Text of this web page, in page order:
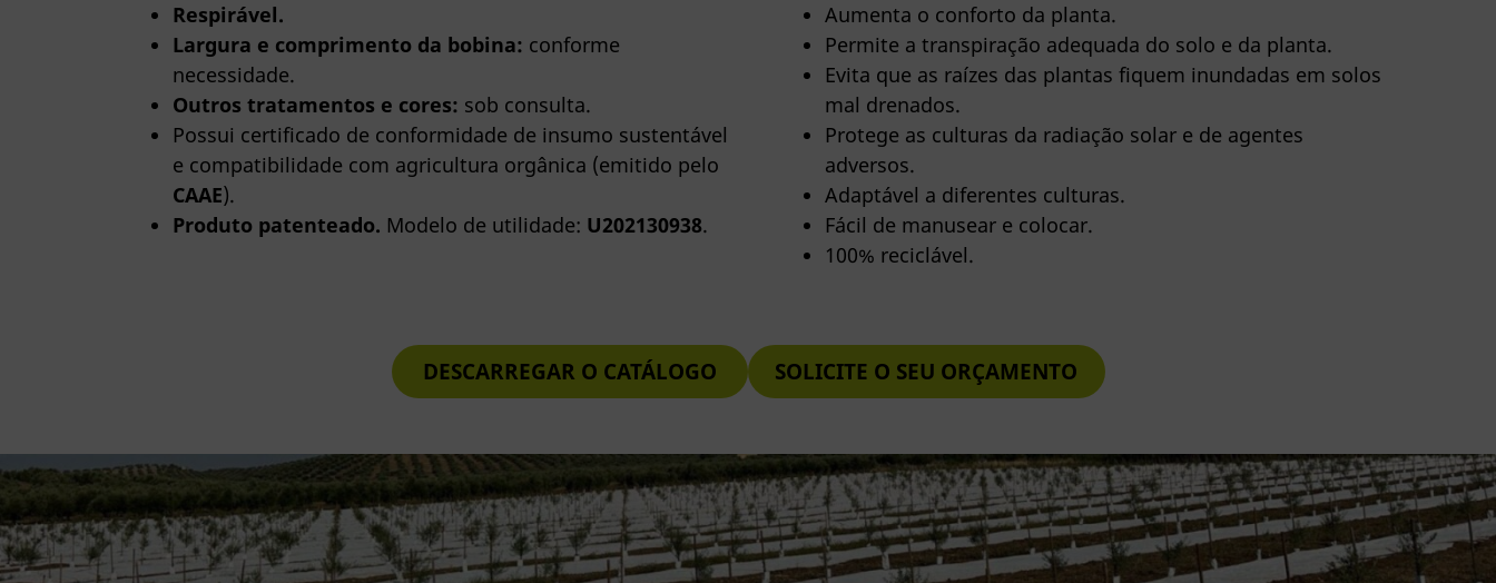
Respirável.
Largura e comprimento da bobina: conforme
necessidade.
Outros tratamentos e cores: sob consulta.
Possui certificado de conformidade de insumo sustentável
e compatibilidade com agricultura orgânica (emitido pelo
CAAE).
Produto patenteado. Modelo de utilidade: U202130938.
Aumenta o conforto da planta.
Permite a transpiração adequada do solo e da planta.
Evita que as raízes das plantas fiquem inundadas em solos
mal drenados.
Protege as culturas da radiação solar e de agentes
adversos.
Adaptável a diferentes culturas.
Fácil de manusear e colocar.
100% reciclável.
DESCARREGAR O CATÁLOGO SOLICITE O SEU ORÇAMENTO